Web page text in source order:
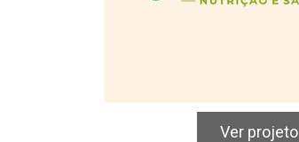
Alimentos & BebidasVer projeto